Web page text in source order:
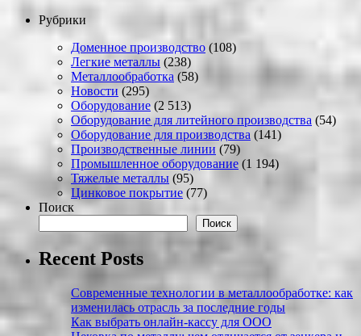
Рубрики
Доменное производство (108)
Легкие металлы (238)
Металлообработка (58)
Новости (295)
Оборудование (2 513)
Оборудование для литейного производства (54)
Оборудование для производства (141)
Производственные линии (79)
Промышленное оборудование (1 194)
Тяжелые металлы (95)
Цинковое покрытие (77)
Поиск
Поиск
Recent Posts
Современные технологии в металлообработке: как
изменилась отрасль за последние годы
Как выбрать онлайн-кассу для ООО